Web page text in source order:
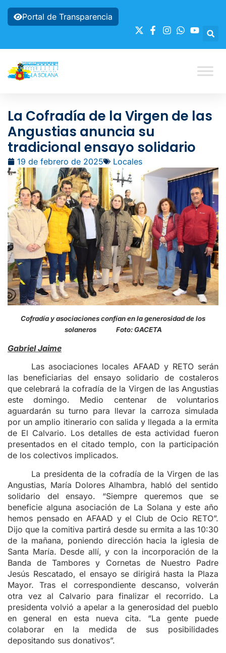
Portal de Transparencia
La Cofradía de la Virgen de las
Angustias anuncia su
tradicional ensayo solidario
19 de febrero de 2025 Locales
Cofradía y asociaciones confían en la generosidad de los
solaneros Foto: GACETA
Gabriel Jaime
Las asociaciones locales AFAAD y RETO serán
las beneficiarias del ensayo solidario de costaleros
que celebrará la cofradía de la Virgen de las Angustias
este domingo. Medio centenar de voluntarios
aguardarán su turno para llevar la carroza simulada
por un amplio itinerario con salida y llegada a la ermita
de El Calvario. Los detalles de esta actividad fueron
presentados en el citado templo, con la participación
de los colectivos implicados.
La presidenta de la cofradía de la Virgen de las
Angustias, María Dolores Alhambra, habló del sentido
solidario del ensayo. “Siempre queremos que se
beneficie alguna asociación de La Solana y este año
hemos pensado en AFAAD y el Club de Ocio RETO”.
Dijo que la comitiva partirá desde su ermita a las 10:30
de la mañana, poniendo dirección hacia la iglesia de
Santa María. Desde allí, y con la incorporación de la
Banda de Tambores y Cornetas de Nuestro Padre
Jesús Rescatado, el ensayo se dirigirá hasta la Plaza
Mayor. Tras el correspondiente descanso, volverán
otra vez al Calvario para finalizar el recorrido. La
presidenta volvió a apelar a la generosidad del pueblo
en general en esta nueva cita. “La gente puede
colaborar en la medida de sus posibilidades
depositando sus donativos”.